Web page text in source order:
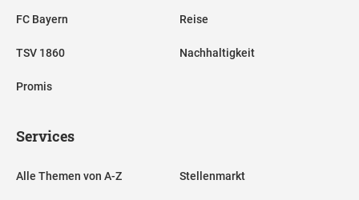
FC Bayern
TSV 1860
Promis
Reise
Nachhaltigkeit
Services
Alle Themen von A-Z Stellenmarkt